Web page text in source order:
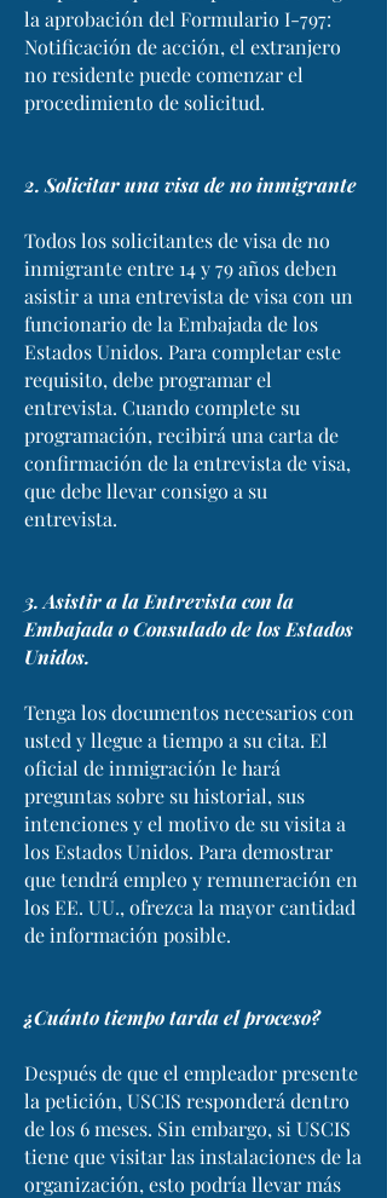
la aprobación del Formulario I-797:
Notificación de acción, el extranjero
no residente puede comenzar el
procedimiento de solicitud.
2. Solicitar una visa de no inmigrante
Todos los solicitantes de visa de no
inmigrante entre 14 y 79 años deben
asistir a una entrevista de visa con un
funcionario de la Embajada de los
Estados Unidos. Para completar este
requisito, debe programar el
entrevista. Cuando complete su
programación, recibirá una carta de
confirmación de la entrevista de visa,
que debe llevar consigo a su
entrevista.
3. Asistir a la Entrevista con la
Embajada o Consulado de los Estados
Unidos.
Tenga los documentos necesarios con
usted y llegue a tiempo a su cita. El
oficial de inmigración le hará
preguntas sobre su historial, sus
intenciones y el motivo de su visita a
los Estados Unidos. Para demostrar
que tendrá empleo y remuneración en
los EE. UU., ofrezca la mayor cantidad
de información posible.
¿Cuánto tiempo tarda el proceso?
Después de que el empleador presente
la petición, USCIS responderá dentro
de los 6 meses. Sin embargo, si USCIS
tiene que visitar las instalaciones de la
organización, esto podría llevar más